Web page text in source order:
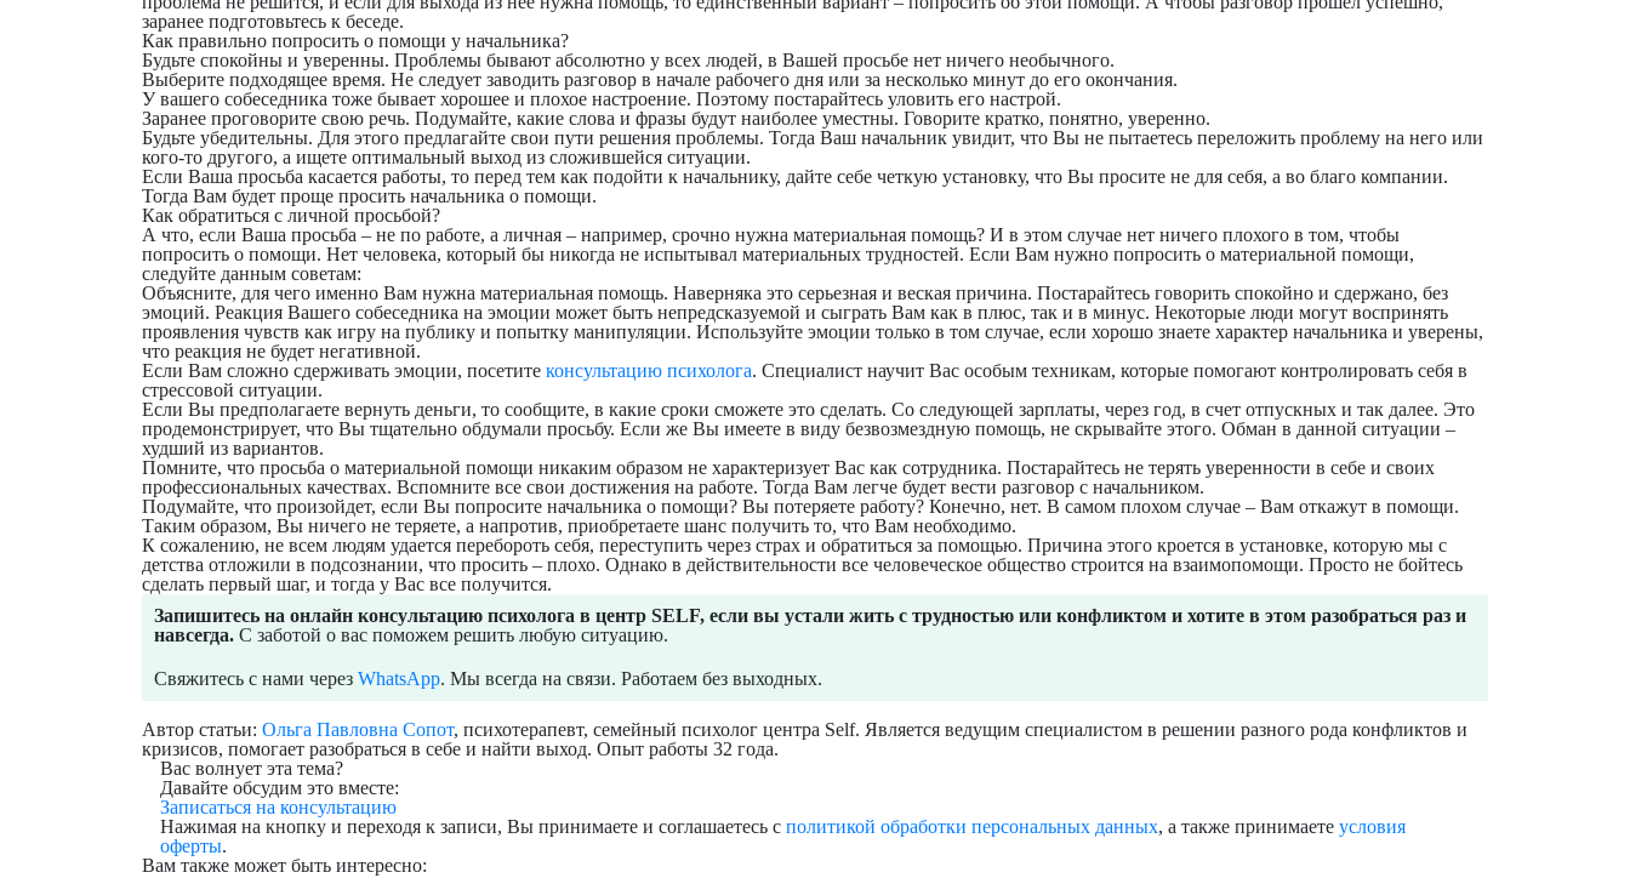
заранее подготовьтесь к беседе.
Как правильно попросить о помощи у начальника?
Будьте спокойны и уверенны. Проблемы бывают абсолютно у всех людей, в Вашей просьбе нет ничего необычного.
Выберите подходящее время. Не следует заводить разговор в начале рабочего дня или за несколько минут до его окончания.
У вашего собеседника тоже бывает хорошее и плохое настроение. Поэтому постарайтесь уловить его настрой.
Заранее проговорите свою речь. Подумайте, какие слова и фразы будут наиболее уместны. Говорите кратко, понятно, уверенно.
Будьте убедительны. Для этого предлагайте свои пути решения проблемы. Тогда Ваш начальник увидит, что Вы не пытаетесь переложить проблему на него или
кого-то другого, а ищете оптимальный выход из сложившейся ситуации.
Если Ваша просьба касается работы, то перед тем как подойти к начальнику, дайте себе четкую установку, что Вы просите не для себя, а во благо компании.
Тогда Вам будет проще просить начальника о помощи.
Как обратиться с личной просьбой?
А что, если Ваша просьба – не по работе, а личная – например, срочно нужна материальная помощь? И в этом случае нет ничего плохого в том, чтобы
попросить о помощи. Нет человека, который бы никогда не испытывал материальных трудностей. Если Вам нужно попросить о материальной помощи,
следуйте данным советам:
Объясните, для чего именно Вам нужна материальная помощь. Наверняка это серьезная и веская причина. Постарайтесь говорить спокойно и сдержано, без
эмоций. Реакция Вашего собеседника на эмоции может быть непредсказуемой и сыграть Вам как в плюс, так и в минус. Некоторые люди могут воспринять
проявления чувств как игру на публику и попытку манипуляции. Используйте эмоции только в том случае, если хорошо знаете характер начальника и уверены,
что реакция не будет негативной.
Если Вам сложно сдерживать эмоции, посетите консультацию психолога. Специалист научит Вас особым техникам, которые помогают контролировать себя в
стрессовой ситуации.
Если Вы предполагаете вернуть деньги, то сообщите, в какие сроки сможете это сделать. Со следующей зарплаты, через год, в счет отпускных и так далее. Это
продемонстрирует, что Вы тщательно обдумали просьбу. Если же Вы имеете в виду безвозмездную помощь, не скрывайте этого. Обман в данной ситуации –
худший из вариантов.
Помните, что просьба о материальной помощи никаким образом не характеризует Вас как сотрудника. Постарайтесь не терять уверенности в себе и своих
профессиональных качествах. Вспомните все свои достижения на работе. Тогда Вам легче будет вести разговор с начальником.
Подумайте, что произойдет, если Вы попросите начальника о помощи? Вы потеряете работу? Конечно, нет. В самом плохом случае – Вам откажут в помощи.
Таким образом, Вы ничего не теряете, а напротив, приобретаете шанс получить то, что Вам необходимо.
К сожалению, не всем людям удается перебороть себя, переступить через страх и обратиться за помощью. Причина этого кроется в установке, которую мы с
детства отложили в подсознании, что просить – плохо. Однако в действительности все человеческое общество строится на взаимопомощи. Просто не бойтесь
сделать первый шаг, и тогда у Вас все получится.
Запишитесь на онлайн консультацию психолога в центр SELF, если вы устали жить с трудностью или конфликтом и хотите в этом разобраться раз и
навсегда. С заботой о вас поможем решить любую ситуацию.
Свяжитесь с нами через WhatsApp. Мы всегда на связи. Работаем без выходных.
Автор статьи: Ольга Павловна Сопот, психотерапевт, семейный психолог центра Self. Является ведущим специалистом в решении разного рода конфликтов и
кризисов, помогает разобраться в себе и найти выход. Опыт работы 32 года.
Вас волнует эта тема?
Давайте обсудим это вместе:
Записаться на консультацию
Нажимая на кнопку и переходя к записи, Вы принимаете и соглашаетесь с политикой обработки персональных данных, а также принимаете условия
оферты.
Вам также может быть интересно: